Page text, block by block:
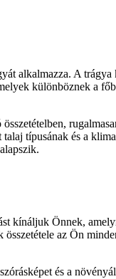
alkalmazza. A
különböznek a
típusának és a
kínáljuk Önnek,
az Ön
és a